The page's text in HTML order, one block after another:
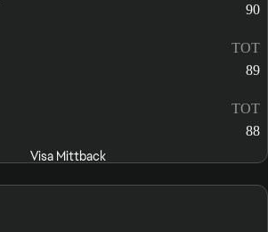
90
TOT
89
TOT
88
Visa Mittback